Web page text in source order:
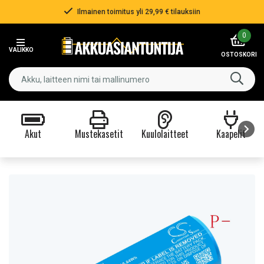
Ilmainen toimitus yli 29,99 € tilauksiin
VALIKKO
0
OSTOSKORI
Akut Mustekasetit Kuulolaitteet Kaapelit